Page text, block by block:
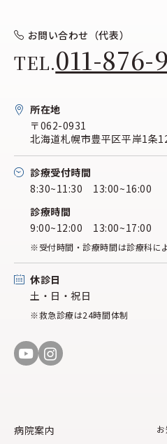
お問い合わせ（代表）
TEL.011-876-
所在地
〒062-0931
北海道札幌市豊平区平岸1条
診療受付時間
8:30~11:30 13:00~16:00
診療時間
9:00~12:00 13:00~17:00
※受付時間・診療時間は診療科に
休診日
土・日・祝日
※救急診療は24時間体制
病院案内